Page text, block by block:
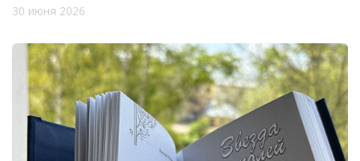
30 июня 2026